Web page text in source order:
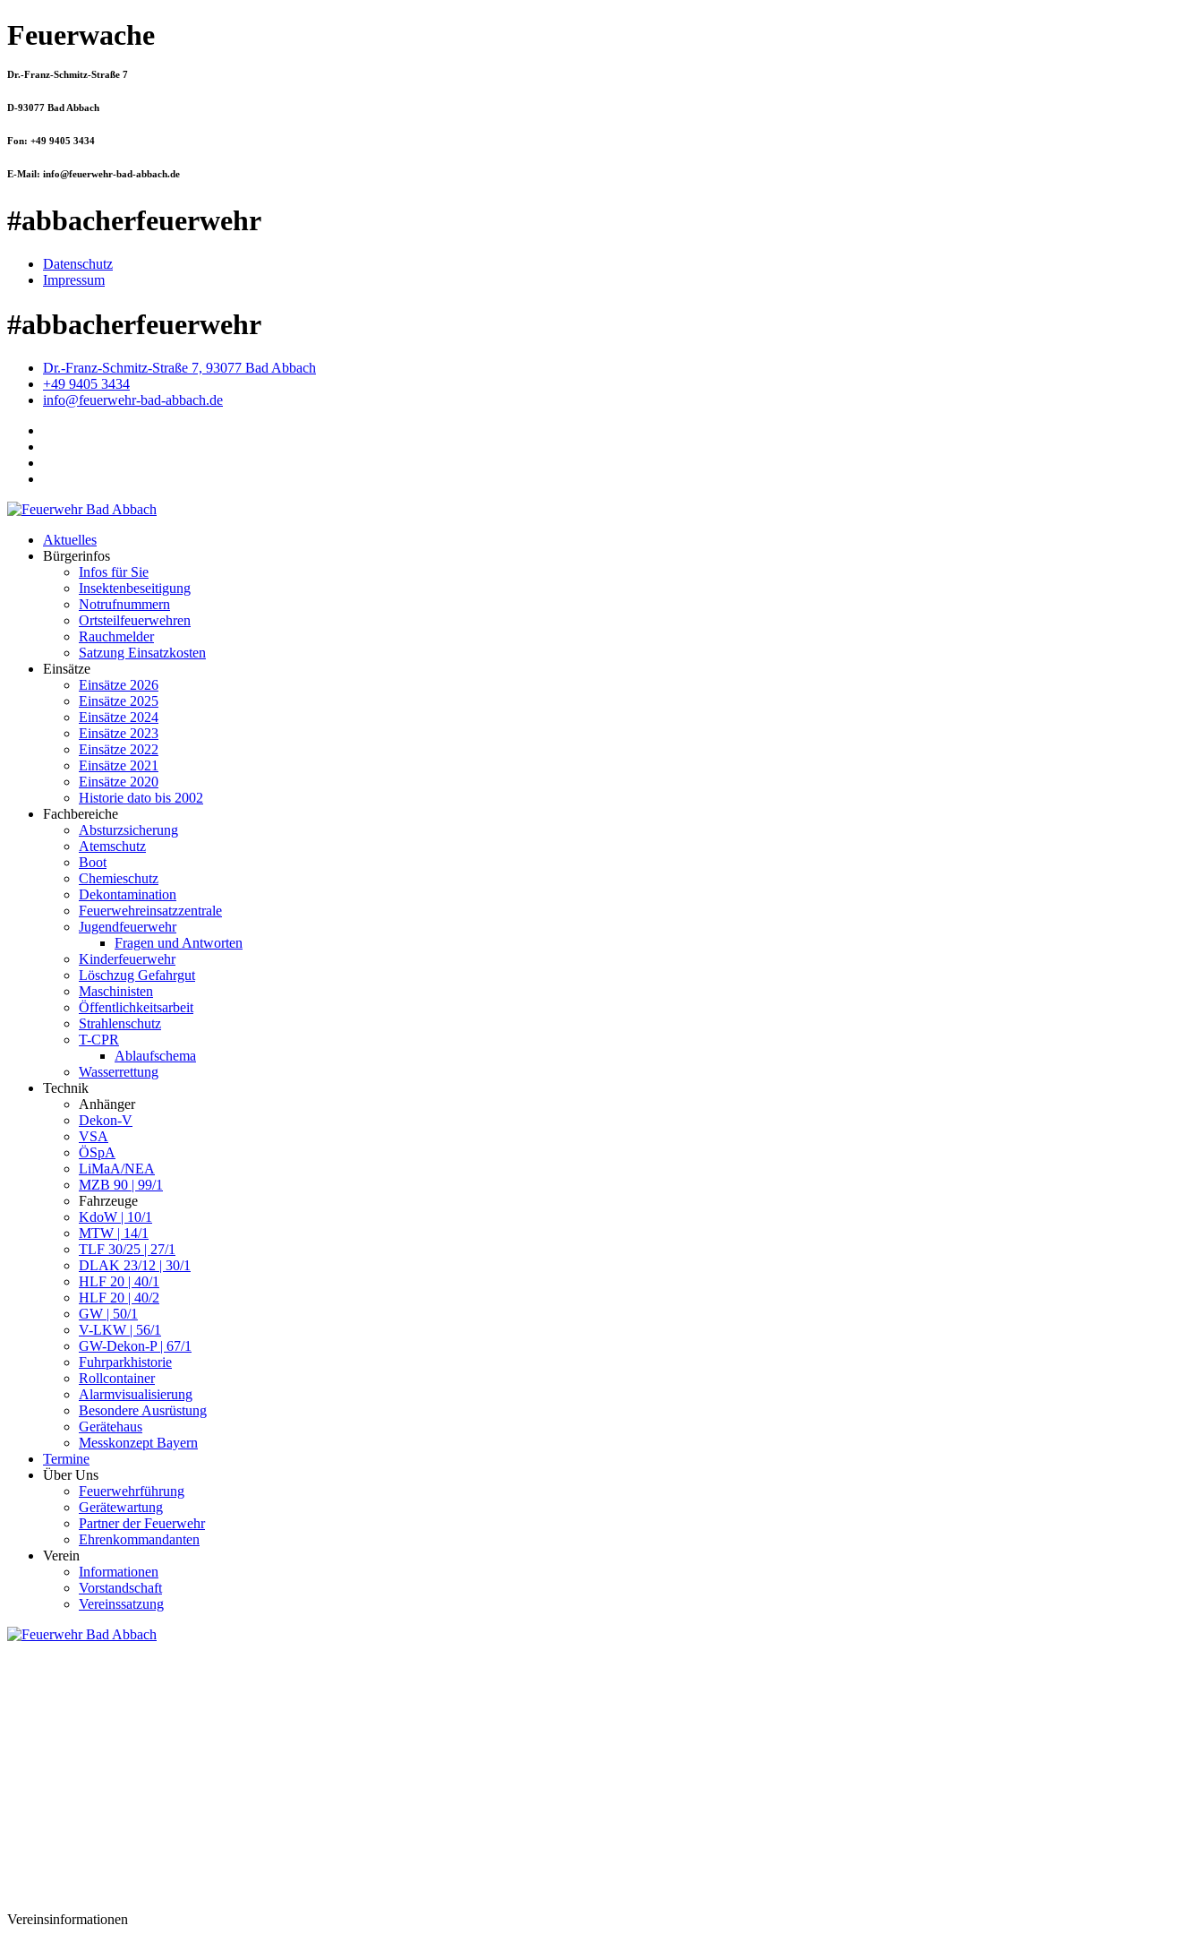
Feuerwache
Dr.-Franz-Schmitz-Straße 7
D-93077 Bad Abbach
Fon: +49 9405 3434
E-Mail: info@feuerwehr-bad-abbach.de
#abbacherfeuerwehr
Datenschutz
Impressum
#abbacherfeuerwehr
Dr.-Franz-Schmitz-Straße 7, 93077 Bad Abbach
+49 9405 3434
info@feuerwehr-bad-abbach.de
Aktuelles
Bürgerinfos
Infos für Sie
Insektenbeseitigung
Notrufnummern
Ortsteilfeuerwehren
Rauchmelder
Satzung Einsatzkosten
Einsätze
Einsätze 2026
Einsätze 2025
Einsätze 2024
Einsätze 2023
Einsätze 2022
Einsätze 2021
Einsätze 2020
Historie dato bis 2002
Fachbereiche
Absturzsicherung
Atemschutz
Boot
Chemieschutz
Dekontamination
Feuerwehreinsatzzentrale
Jugendfeuerwehr
Fragen und Antworten
Kinderfeuerwehr
Löschzug Gefahrgut
Maschinisten
Öffentlichkeitsarbeit
Strahlenschutz
T-CPR
Ablaufschema
Wasserrettung
Technik
Anhänger
Dekon-V
VSA
ÖSpA
LiMaA/NEA
MZB 90 | 99/1
Fahrzeuge
KdoW | 10/1
MTW | 14/1
TLF 30/25 | 27/1
DLAK 23/12 | 30/1
HLF 20 | 40/1
HLF 20 | 40/2
GW | 50/1
V-LKW | 56/1
GW-Dekon-P | 67/1
Fuhrparkhistorie
Rollcontainer
Alarmvisualisierung
Besondere Ausrüstung
Gerätehaus
Messkonzept Bayern
Termine
Über Uns
Feuerwehrführung
Gerätewartung
Partner der Feuerwehr
Ehrenkommandanten
Verein
Informationen
Vorstandschaft
Vereinssatzung
Vereinsinformationen